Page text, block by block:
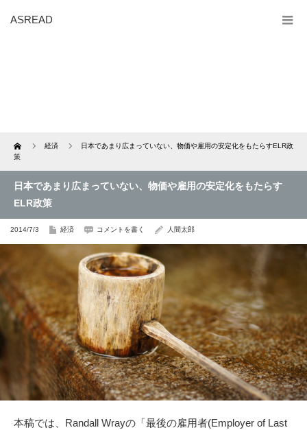
ASREAD
Home 経済
日本であまり広まっていない、物価や雇用の安定化をもたらすELR政
策
日本であまり広まっていない、物価や雇用の安定化をもたらす
ELR政策
2014/7/3 経済 コメントを書く 人間太郎
本稿では、Randall Wrayの「最後の雇用者(Employer of Last